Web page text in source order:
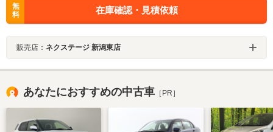
無
料
在庫確認・見積依頼
販売店： ネクステージ 新潟東店
あなたにおすすめの中古車 ［PR］